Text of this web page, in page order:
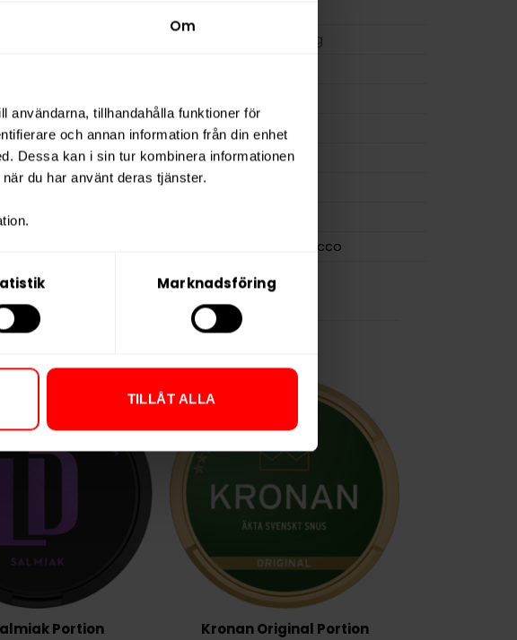
Om
användarna, tillhandahålla funktioner för
och annan information från din enhet
Dessa kan i sin tur kombinera informationen
du har använt deras tjänster.
Marknadsföring
TILLÅT ALLA
18,0 mg/g
Vikt per dosa
20 g
Portioner per dosa
20
Vikt per portion
Varumärke
GN Tobacco
Portion Kronan Original Portion